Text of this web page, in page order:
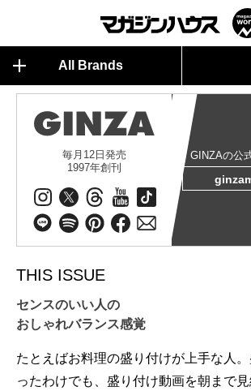
All Brands
毎月12日発売
1997年創刊
GINZAの公
THIS ISSUE
センスのいい人の
おしゃれバランス感覚
たとえばお料理の盛り付けが上手な人
ったわけでも、盛り付け動画を朝まで